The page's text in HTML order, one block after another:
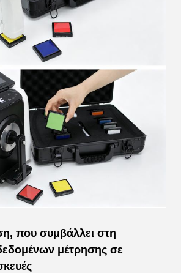
που συμβάλλει στη
μέτρησης σε